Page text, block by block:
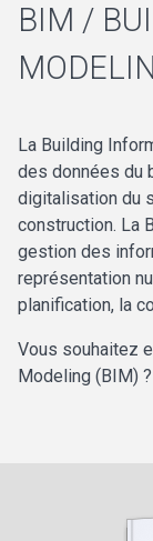
BIM /
La Building
des données du
digitalisation du
construction. La
gestion des
représentation
planification, la
Vous souhaitez
Modeling (BIM)